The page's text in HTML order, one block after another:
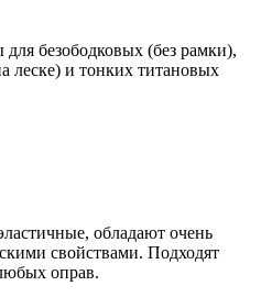
безободковых (без рамки),
леске) и тонких титановых
обладают очень
свойствами. Подходят
оправ.